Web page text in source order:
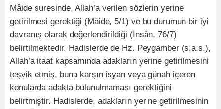
Mâide suresinde, Allah’a verilen sözlerin yerine
getirilmesi gerektiği (Mâide, 5/1) ve bu durumun bir iyi
davranış olarak değerlendirildiği (İnsân, 76/7)
belirtilmektedir. Hadislerde de Hz. Peygamber (s.a.s.),
Allah’a itaat kapsamında adakların yerine getirilmesini
teşvik etmiş, buna karşın isyan veya günah içeren
konularda adakta bulunulmaması gerektiğini
belirtmiştir. Hadislerde, adakların yerine getirilmesinin